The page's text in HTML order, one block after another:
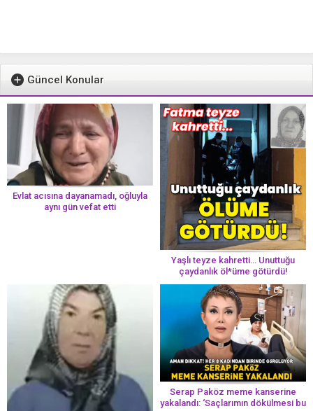
Güncel Konular
Evlat acısına dayanamadı, oğluyla
aynı gün vefat etti
Yaşlı teyze kahretti… Unuttuğu
çaydanlık öl*üme götürdü!
Serap Paköz meme kanserine
yakalandı: ‘Saçlarımın dökülmesi bu